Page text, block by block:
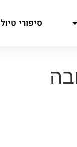
סיפורי טיול